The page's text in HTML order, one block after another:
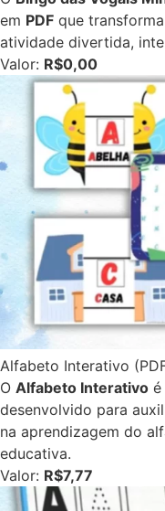
em PDF que
atividade divertida,
Valor: R$0,00
Alfabeto Interativo
O Alfabeto Interativo é
desenvolvido para
na aprendizagem do
educativa.
Valor: R$7,77